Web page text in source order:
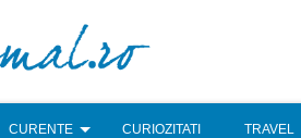
CURENTE CURIOZITATI TRAVEL